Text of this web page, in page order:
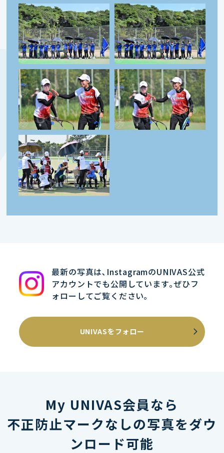
最新の写真は､InstagramのUNIVAS公式
アカウントでも公開しています｡ぜひフ
ォローしてご覧ください｡
UNIVASをフォロー
My UNIVAS会員なら
不正防止マークなしの写真をダウ
ンロード可能